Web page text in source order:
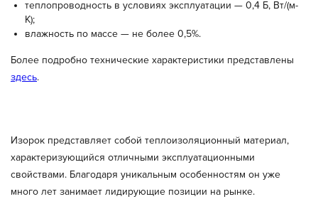
теплопроводность в условиях эксплуатации — 0,4 Б, Вт/(м-
К);
влажность по массе — не более 0,5%.
Более подробно технические характеристики представлены
здесь.
Изорок представляет собой теплоизоляционный материал,
характеризующийся отличными эксплуатационными
свойствами. Благодаря уникальным особенностям он уже
много лет занимает лидирующие позиции на рынке.